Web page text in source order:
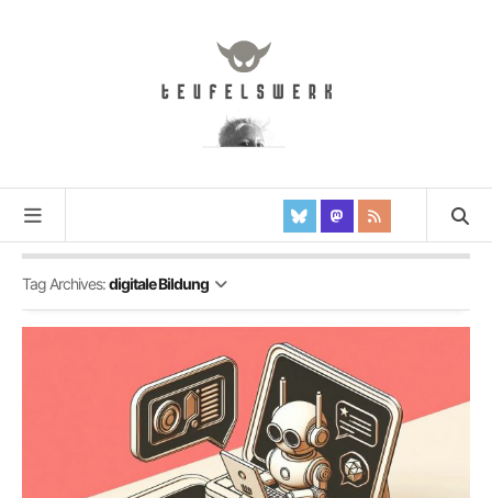
Tag Archives:digitale Bildung